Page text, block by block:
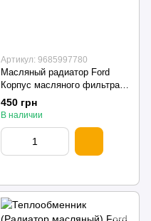
Артикул: 9685997780
Масляный радиатор Ford
Корпус масляного фильтра
(2.0 tdci) 9685997780
450 грн
В наличии